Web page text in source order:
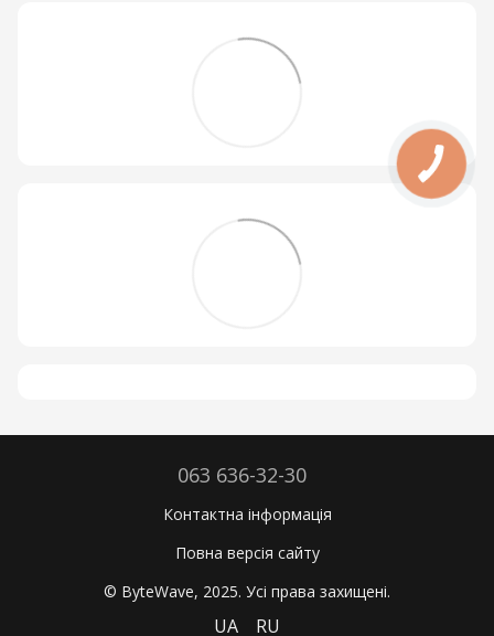
063 636-32-30
Контактна інформація
Повна версія сайту
© ByteWave, 2025. Усі права захищені.
UA RU